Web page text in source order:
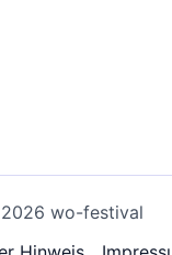
wo-festival